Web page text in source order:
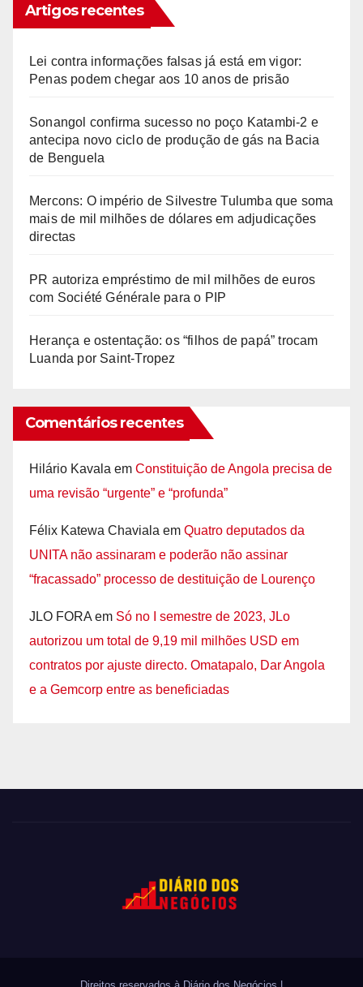
Artigos recentes
Lei contra informações falsas já está em vigor:
Penas podem chegar aos 10 anos de prisão
Sonangol confirma sucesso no poço Katambi-2 e
antecipa novo ciclo de produção de gás na Bacia
de Benguela
Mercons: O império de Silvestre Tulumba que soma
mais de mil milhões de dólares em adjudicações
directas
PR autoriza empréstimo de mil milhões de euros
com Société Générale para o PIP
Herança e ostentação: os “filhos de papá” trocam
Luanda por Saint-Tropez
Comentários recentes
Hilário Kavala em Constituição de Angola precisa de
uma revisão “urgente” e “profunda”
Félix Katewa Chaviala em Quatro deputados da
UNITA não assinaram e poderão não assinar
“fracassado” processo de destituição de Lourenço
JLO FORA em Só no I semestre de 2023, JLo
autorizou um total de 9,19 mil milhões USD em
contratos por ajuste directo. Omatapalo, Dar Angola
e a Gemcorp entre as beneficiadas